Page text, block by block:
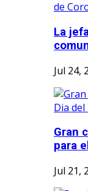
La
Jul 24,
Gran
para
Jul 21,